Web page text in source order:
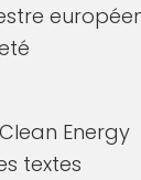
Energy
textes